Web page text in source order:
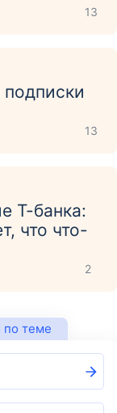
13
13
Т-банка:
что что-
2
по теме